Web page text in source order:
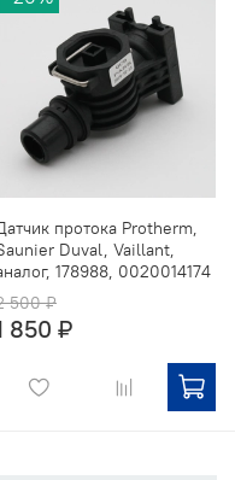
протока Protherm,
Duval, Vaillant,
178988, 0020014174
500 ₽
850 ₽